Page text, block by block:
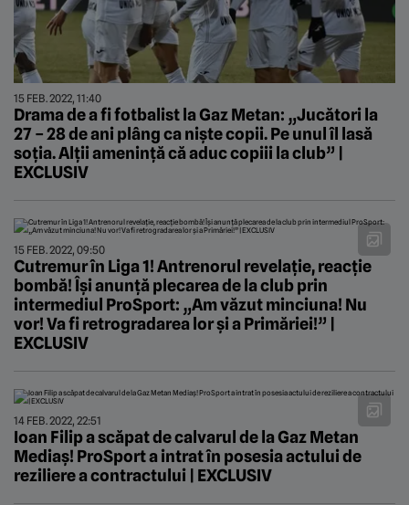
15 FEB. 2022, 11:40
Drama de a fi fotbalist la Gaz Metan: „Jucători la
27 – 28 de ani plâng ca niște copii. Pe unul îl lasă
soția. Alții amenință că aduc copiii la club” |
EXCLUSIV
15 FEB. 2022, 09:50
Cutremur în Liga 1! Antrenorul revelație, reacție
bombă! Își anunță plecarea de la club prin
intermediul ProSport: „Am văzut minciuna! Nu
vor! Va fi retrogradarea lor și a Primăriei!” |
EXCLUSIV
14 FEB. 2022, 22:51
Ioan Filip a scăpat de calvarul de la Gaz Metan
Mediaș! ProSport a intrat în posesia actului de
reziliere a contractului | EXCLUSIV